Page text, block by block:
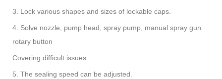
3. Lock various shapes and sizes of lockable caps.
4. Solve nozzle, pump head, spray pump, manual spray gun
rotary button
Covering difficult issues.
5. The sealing speed can be adjusted.